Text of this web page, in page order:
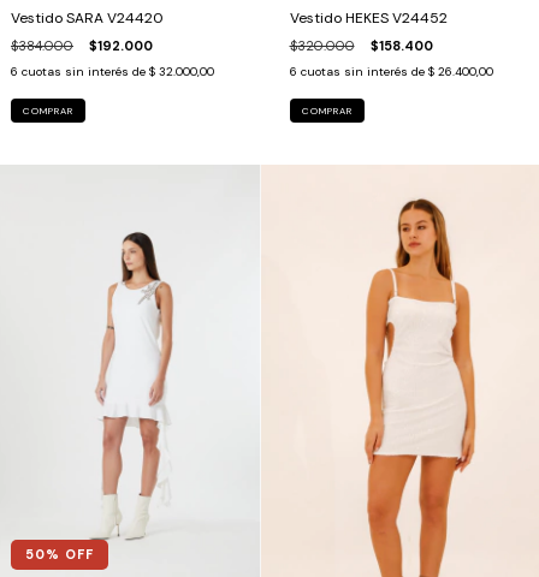
Vestido SARA V24420
$384.000 $192.000
6 cuotas sin interés de $ 32.000,00
COMPRAR
Vestido HEKES V24452
$320.000 $158.400
6 cuotas sin interés de $ 26.400,00
COMPRAR
50% OFF